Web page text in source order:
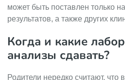
может быть поставлен только
результатов, а также других
Когда и какие
анализы сдавать?
Родители нередко считают, что